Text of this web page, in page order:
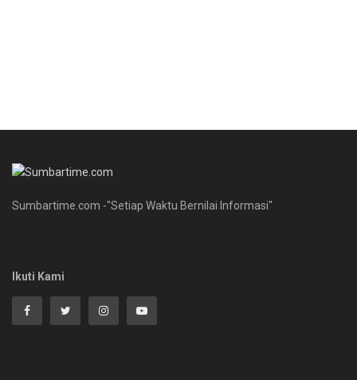
Sumbartime.com -"Setiap Waktu Bernilai Informasi"
Ikuti Kami